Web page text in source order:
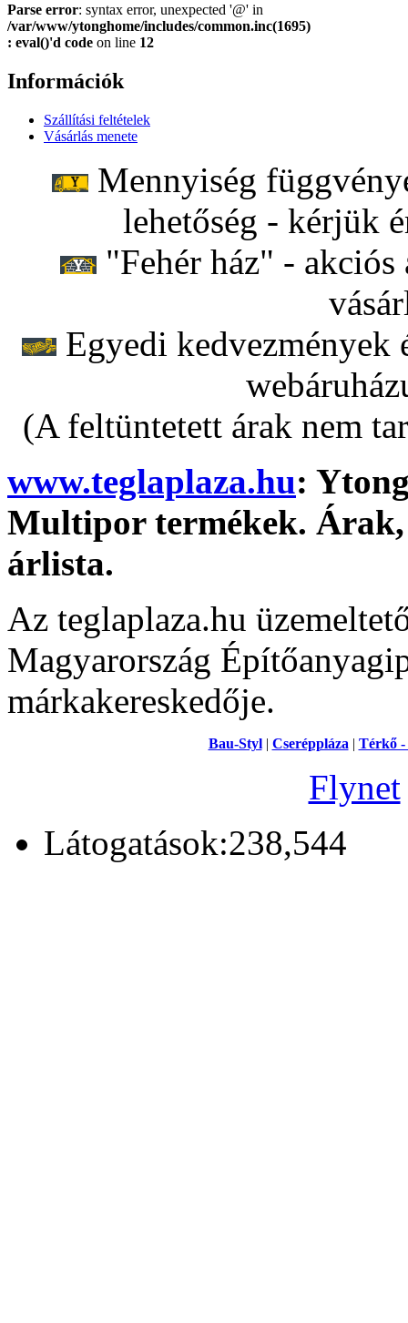
Parse error: syntax error, unexpected '@' in
/var/www/ytonghome/includes/common.inc(1695)
: eval()'d code on line 12
Információk
Szállítási feltételek
Vásárlás menete
Mennyiség
lehetőség - kérjük
"Fehér ház" - akciós
Egyedi kedvezmények
(A feltüntetett árak nem
www.teglaplaza.hu:
Multipor termékek. Árak,
árlista.
Az teglaplaza.hu
Magyarország
márkakereskedője.
Bau-Styl| Cseréppláza | Térkő -
Flynet
Látogatások:238,544